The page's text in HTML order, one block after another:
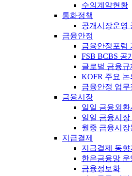
수의계약현황
통화정책
공개시장운영
금융안정
금융안정포럼
FSB BCBS 공
글로벌 금융규
KOFR 주요
금융안정 업무
금융시장
일일 금융외
일일 금융시장
월중 금융시장
지급결제
지급결제 동향
한은금융망 운
금융정보화